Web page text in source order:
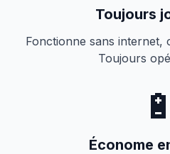
Toujours
Fonctionne sans
Toujours
🔋
Économe